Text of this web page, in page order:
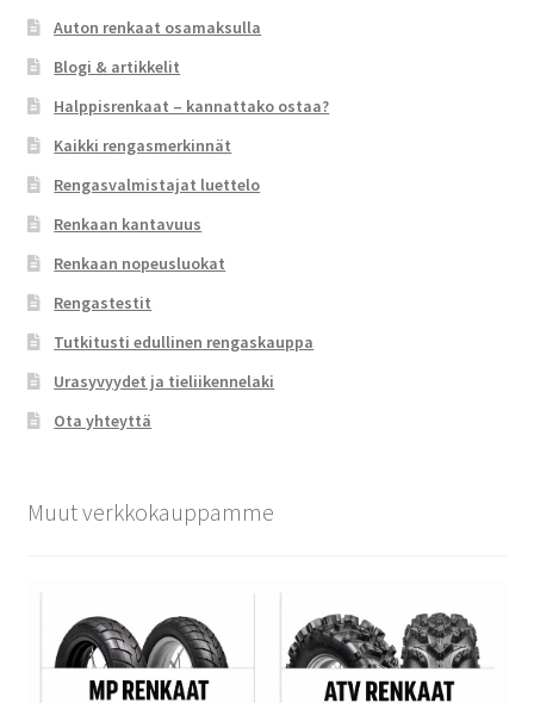
Auton renkaat osamaksulla
Blogi & artikkelit
Halppisrenkaat – kannattako ostaa?
Kaikki rengasmerkinnät
Rengasvalmistajat luettelo
Renkaan kantavuus
Renkaan nopeusluokat
Rengastestit
Tutkitusti edullinen rengaskauppa
Urasyvyydet ja tieliikennelaki
Ota yhteyttä
Muut verkkokauppamme